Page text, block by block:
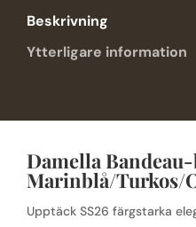
Beskrivning
Ytterligare information
Damella
Marinblå/Turkos/
Upptäck SS26 färgstarka